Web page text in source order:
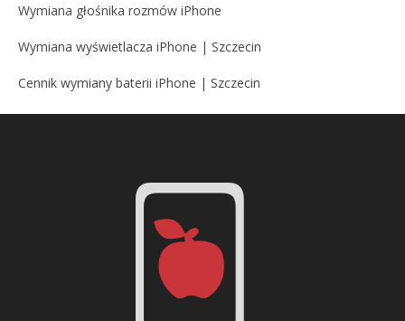
Wymiana głośnika rozmów iPhone
Wymiana wyświetlacza iPhone | Szczecin
Cennik wymiany baterii iPhone | Szczecin